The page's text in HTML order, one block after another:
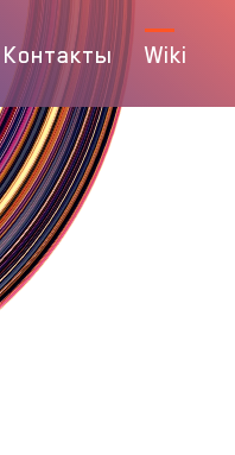
Контакты Wiki